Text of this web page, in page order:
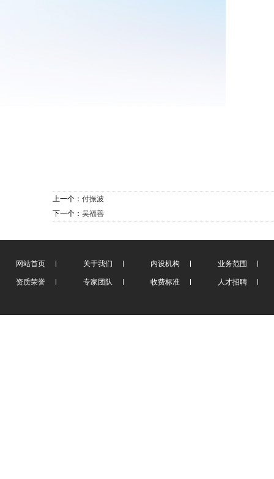
上一个： 付振波
下一个： 吴福善
网站首页 关于我们 内设机构 业务范围
资质荣誉 专家团队 收费标准 人才招聘